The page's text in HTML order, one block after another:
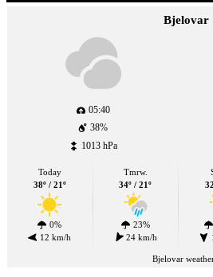
Bjelovar
05:40
38%
1013 hPa
Today
38º / 21º
0%
12 km/h
Tmrw.
34º / 21º
23%
24 km/h
Bjelovar